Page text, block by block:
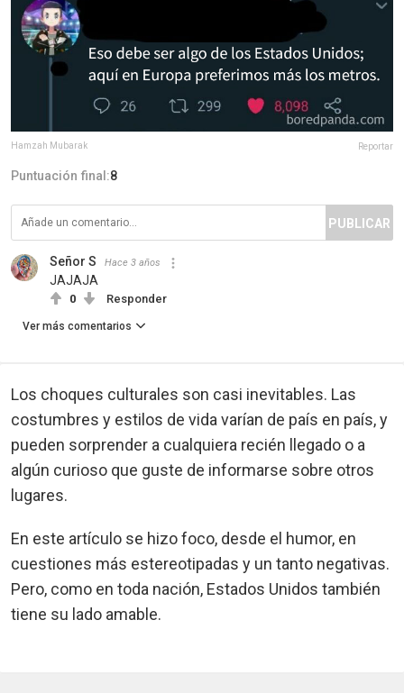
Hamzah Mubarak Reportar
Puntuación final:8
PUBLICAR
Señor S Hace 3 años
JAJAJA
0 Responder
Ver más comentarios
Los choques culturales son casi inevitables. Las
costumbres y estilos de vida varían de país en país, y
pueden sorprender a cualquiera recién llegado o a
algún curioso que guste de informarse sobre otros
lugares.
En este artículo se hizo foco, desde el humor, en
cuestiones más estereotipadas y un tanto negativas.
Pero, como en toda nación, Estados Unidos también
tiene su lado amable.